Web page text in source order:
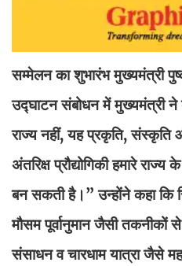
सम्मेलन का शुभारंभ मुख्यमंत्री
उद्घाटन संबोधन में मुख्यमंत्री
राज्य नहीं, यह प्रकृति, संस्कृति
अंतरिक्ष प्रौद्योगिकी हमारे
बन सकती है।” उन्होंने कहा कि
मौसम पूर्वानुमान जैसी
संसाधन व चारधाम यात्रा जैसे